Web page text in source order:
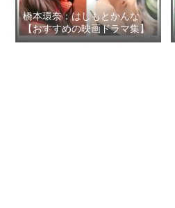
橋本環奈：はしもとかんな
【おすすめの映画ドラマ集】